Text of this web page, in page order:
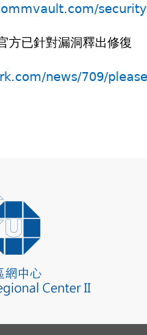
已針對漏洞釋出修復
news/709/